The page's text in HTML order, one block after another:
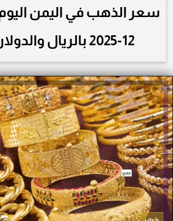
12-2025 بالريال والدولار الأمريكي